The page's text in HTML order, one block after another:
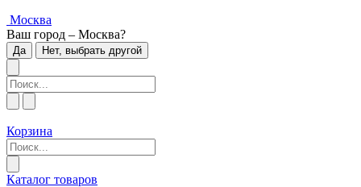
Москва
Ваш город – Москва?
Да Нет, выбрать другой
Корзина
Каталог товаров